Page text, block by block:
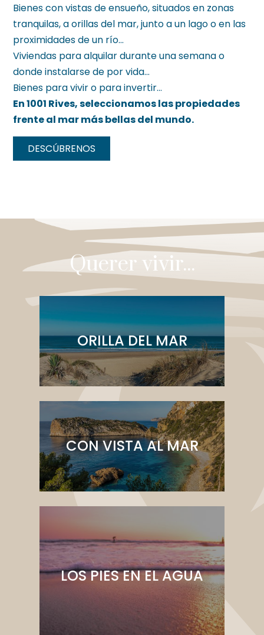
Bienes con vistas de ensueño, situados en zonas
tranquilas, a orillas del mar, junto a un lago o en las
proximidades de un río...
Viviendas para alquilar durante una semana o
donde instalarse de por vida...
Bienes para vivir o para invertir…
En 1001 Rives, seleccionamos las propiedades
frente al mar más bellas del mundo.
DESCÚBRENOS
Querer vivir...
ORILLA DEL MAR
CON VISTA AL MAR
LOS PIES EN EL AGUA